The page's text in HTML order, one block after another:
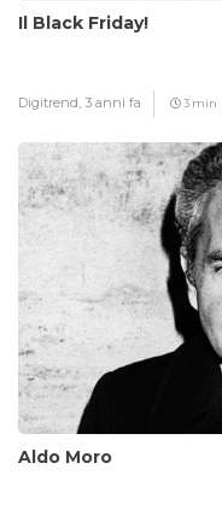
Il Black Friday!
Digitrend, 3 anni fa 3 min
Aldo Moro